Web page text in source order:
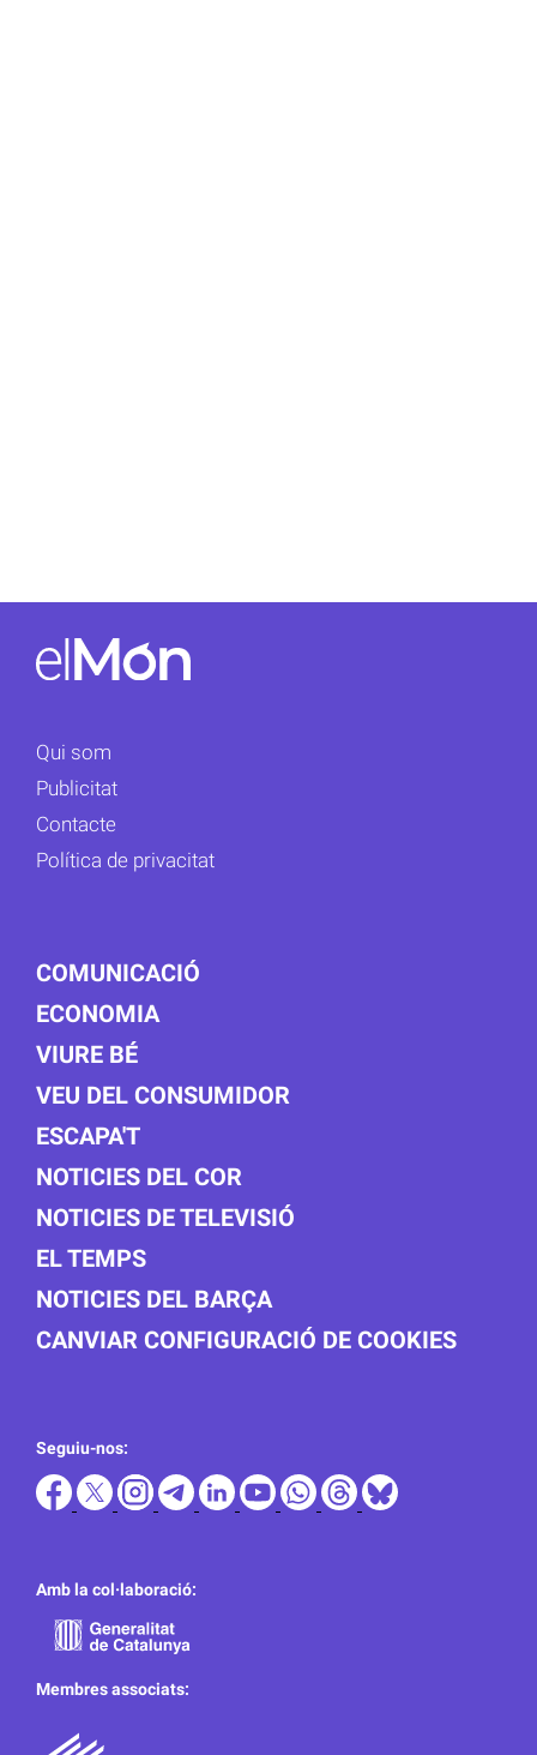
Qui som
Publicitat
Contacte
Política de privacitat
COMUNICACIÓ
ECONOMIA
VIURE BÉ
VEU DEL CONSUMIDOR
ESCAPA'T
NOTICIES DEL COR
NOTICIES DE TELEVISIÓ
EL TEMPS
NOTICIES DEL BARÇA
CANVIAR CONFIGURACIÓ DE COOKIES
Seguiu-nos:
Amb la col·laboració:
Membres associats: